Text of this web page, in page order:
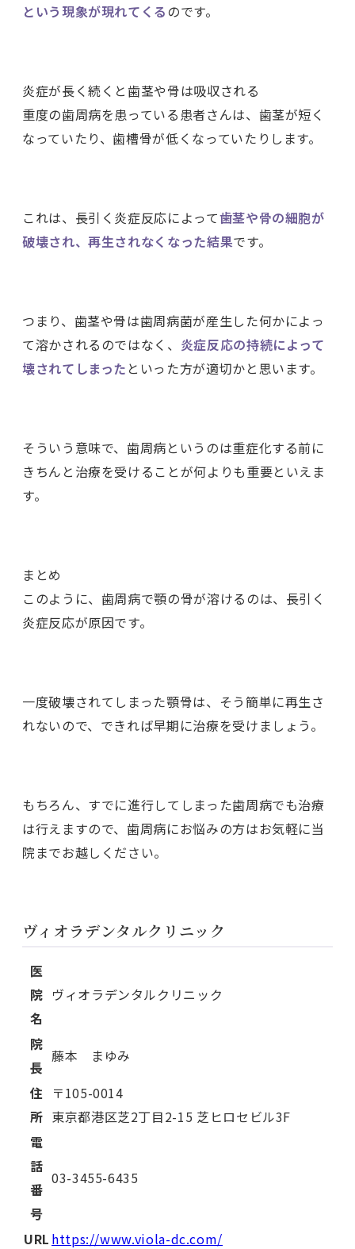
という現象が現れてくるのです。
炎症が長く続くと歯茎や骨は吸収される
重度の歯周病を患っている患者さんは、歯茎が短く
なっていたり、歯槽骨が低くなっていたりします。
これは、長引く炎症反応によって歯茎や骨の細胞が
破壊され、再生されなくなった結果です。
つまり、歯茎や骨は歯周病菌が産生した何かによっ
て溶かされるのではなく、 炎症反応の持続によって
壊されてしまった といった方が適切かと思います。
そういう意味で、歯周病というのは重症化する前に
きちんと治療を受けることが何よりも重要といえま
す。
まとめ
このように、歯周病で顎の骨が溶けるのは、長引く
炎症反応が原因です。
一度破壊されてしまった顎骨は、そう簡単に再生さ
れないので、できれば早期に治療を受けましょう。
もちろん、すでに進行してしまった歯周病でも治療
は行えますので、歯周病にお悩みの方はお気軽に当
院までお越しください。
ヴィオラデンタルクリニック
医
院
名
ヴィオラデンタルクリニック
院
長
藤本 まゆみ
住
所
〒105-0014
東京都港区芝2丁目2-15 芝ヒロセビル3F
電
話
番
号
03-3455-6435
URL https://www.viola-dc.com/